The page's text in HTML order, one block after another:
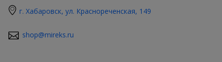
г. Хабаровск, ул. Краснореченская, 149
shop@mireks.ru